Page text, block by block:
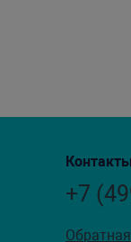
Контакты
+7